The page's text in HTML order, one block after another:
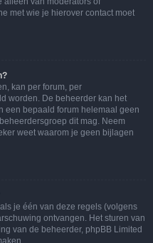
met wie je hierover contact moet
kan per forum, per
worden. De beheerder kan het
een bepaald forum helemaal geen
dit mag. Neem
weet waarom je geen bijlagen
je één van deze regels (volgens
ontvangen. Het sturen van
van de beheerder, phpBB Limited